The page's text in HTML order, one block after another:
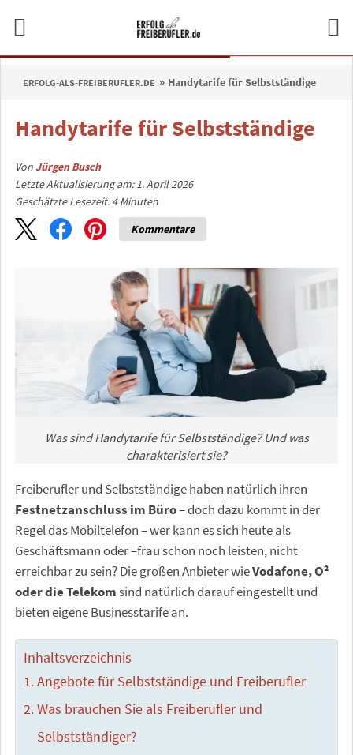
ERFOLG-ALS-FREIBERUFLER.DE Handytarife für Selbstständige
Handytarife für Selbstständige
VonJürgen Busch
Letzte Aktualisierung am: 1. April 2026
Geschätzte Lesezeit:4 Minuten
Kommentare
Was sind Handytarife für Selbstständige? Und was
charakterisiert sie?
Freiberufler und Selbstständige haben natürlich ihren
Festnetzanschluss im Büro– doch dazu kommt in der
Regel das Mobiltelefon – wer kann es sich heute als
Geschäftsmann oder –frau schon noch leisten, nicht
erreichbar zu sein? Die großen Anbieter wieVodafone, O²
oder die Telekomsind natürlich darauf eingestellt und
bieten eigene Businesstarife an.
Inhaltsverzeichnis
Angebote für Selbstständige und Freiberufler
Was brauchen Sie als Freiberufler und
Selbstständiger?